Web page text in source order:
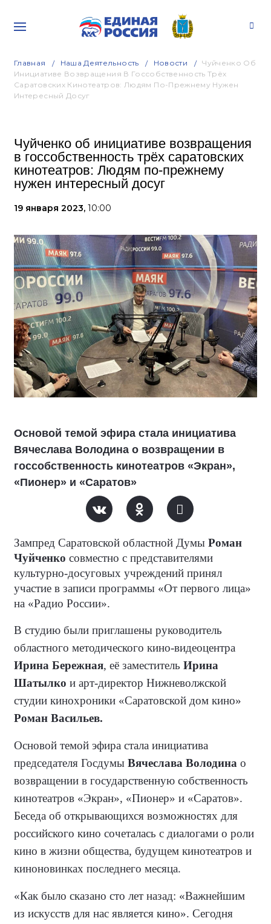
Главная Наша Деятельность Новости
Чуйченко Об
Инициативе Возвращения В Госсобственность Трёх
Саратовских Кинотеатров: Людям По-Прежнему Нужен
Интересный Досуг
Чуйченко об инициативе возвращения
в госсобственность трёх саратовских
кинотеатров: Людям по-прежнему
нужен интересный досуг
19 января 2023, 10:00
Основой темой эфира стала инициатива
Вячеслава Володина о возвращении в
госсобственность кинотеатров «Экран»,
«Пионер» и «Саратов»
Зампред Саратовской областной Думы Роман
Чуйченко совместно с представителями
культурно-досуговых учреждений принял
участие в записи программы «От первого лица»
на «Радио России».
В студию были приглашены руководитель
областного методического кино-видеоцентра
Ирина Бережная, её заместитель Ирина
Шатылко и арт-директор Нижневолжской
студии кинохроники «Саратовской дом кино»
Роман Васильев.
Основой темой эфира стала инициатива
председателя Госдумы Вячеслава Володина о
возвращении в государственную собственность
кинотеатров «Экран», «Пионер» и «Саратов».
Беседа об открывающихся возможностях для
российского кино сочеталась с диалогами о роли
кино в жизни общества, будущем кинотеатров и
киноновинках последнего месяца.
«Как было сказано сто лет назад: «Важнейшим
из искусств для нас является кино». Сегодня